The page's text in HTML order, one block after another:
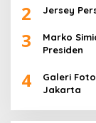
2 Jersey
3
Marko
Presiden
4
Galeri
Jakarta